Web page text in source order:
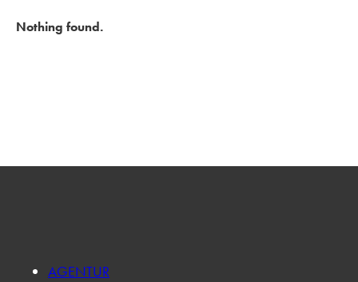
Nothing found.
AGENTUR